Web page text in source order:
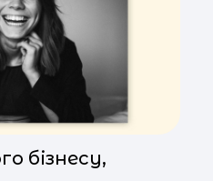
бізнесу,